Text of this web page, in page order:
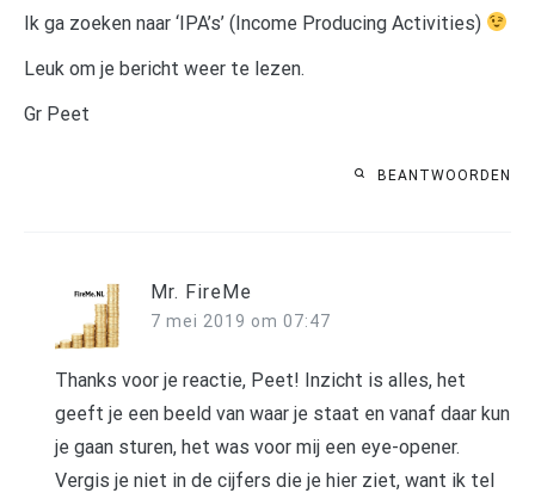
Ik ga zoeken naar ‘IPA’s’ (Income Producing Activities)
Leuk om je bericht weer te lezen.
Gr Peet
BEANTWOORDEN
Mr. FireMe
7 mei 2019 om 07:47
Thanks voor je reactie, Peet! Inzicht is alles, het
geeft je een beeld van waar je staat en vanaf daar kun
je gaan sturen, het was voor mij een eye-opener.
Vergis je niet in de cijfers die je hier ziet, want ik tel